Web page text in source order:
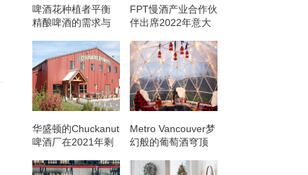
啤酒花种植者平衡
精酿啤酒的需求与
FPT慢酒产业合作伙
伴出席2022年意大
发布
华盛顿的Chuckanut
啤酒厂在2021年剩
有很大的扩张和收
Metro Vancouver梦
幻般的葡萄酒穹顶
之夜点子